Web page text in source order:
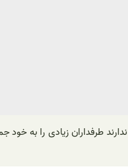
طرفداران زیادی را به